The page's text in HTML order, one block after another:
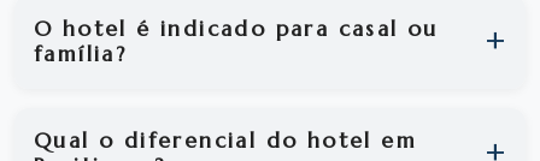
O hotel é indicado para casal ou
família?
Qual o diferencial do hotel em